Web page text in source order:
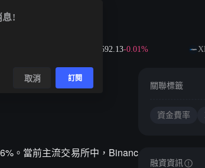
$592.13-0.01%
。當前主流交易所中，Binanc
關聯標籤
資金費率
融資資訊
息!
取消 訂閱